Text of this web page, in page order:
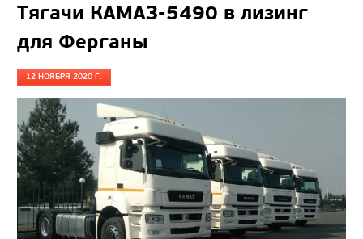
Тягачи КАМАЗ-5490 в лизинг
для Ферганы
12 НОЯБРЯ 2020 Г.